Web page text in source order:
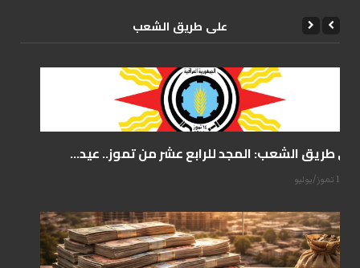
علی طریق الشعب
على طريق الشعب: المجد للرابع عشر من تموز.. عيد...
14 تموز/يوليو